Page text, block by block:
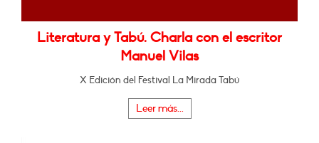
Literatura y Tabú. Charla con el escritor
Manuel Vilas
X Edición del Festival La Mirada Tabú
Leer más...